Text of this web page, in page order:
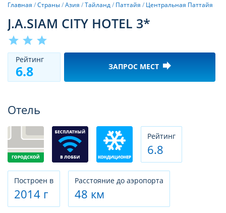
Главная /Страны/Азия /Тайланд/ Паттайя / Центральная Паттайя
J.A.SIAM CITY HOTEL 3*
star star star
Рeйтинг
6.8 ЗАПРОС МЕСТ forward
Отель
Рeйтинг
6.8
Построен в
2014 г
Расстояние до аэропорта
48 км